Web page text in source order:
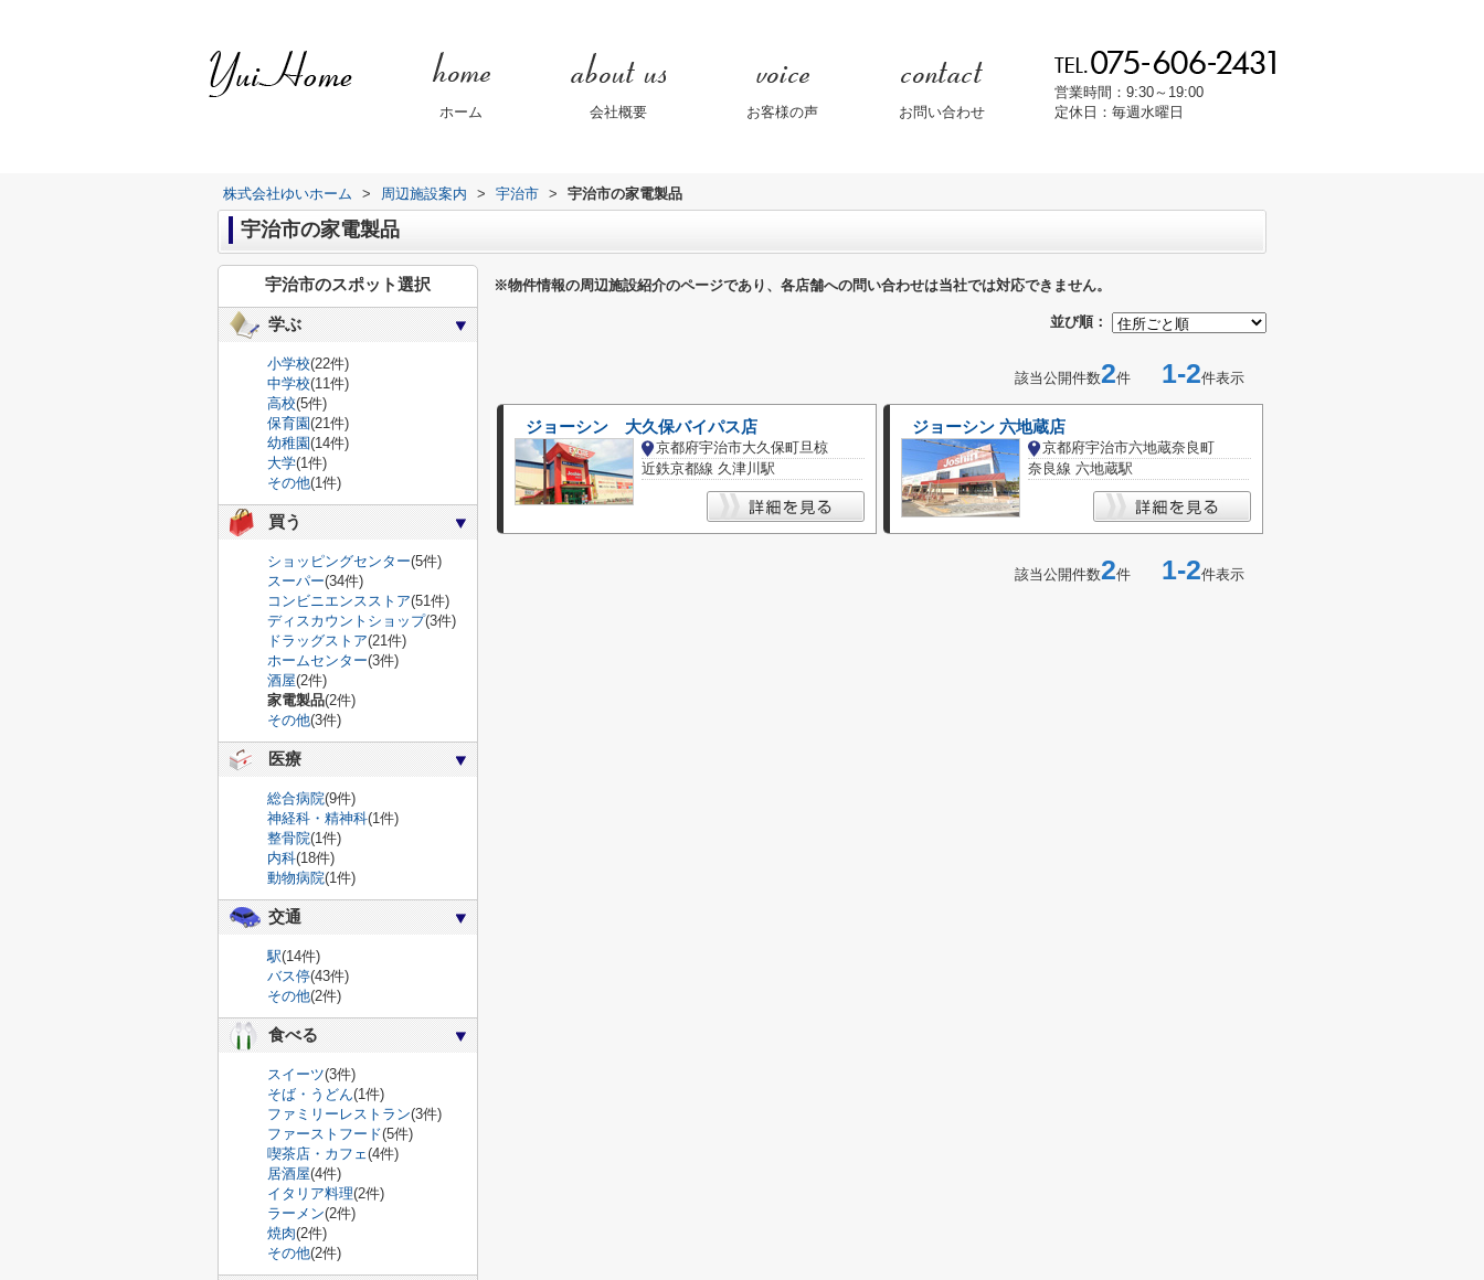
ホーム 会社概要 お客様の声 お問い合わせ
営業時間：9:30～19:00
定休日：毎週水曜日
株式会社ゆいホーム > 周辺施設案内 > 宇治市 > 宇治市の家電製品
宇治市の家電製品
※物件情報の周辺施設紹介のページであり、各店舗への問い合わせは当社では対応できません。
並び順：
該当公開件数2件 1-2件表示
ジョーシン 大久保バイパス店
京都府宇治市大久保町旦椋
近鉄京都線 久津川駅
ジョーシン 六地蔵店
京都府宇治市六地蔵奈良町
奈良線 六地蔵駅
該当公開件数2件 1-2件表示
宇治市のスポット選択
学ぶ
小学校(22件)
中学校(11件)
高校(5件)
保育園(21件)
幼稚園(14件)
大学(1件)
その他(1件)
買う
ショッピングセンター(5件)
スーパー(34件)
コンビニエンスストア(51件)
ディスカウントショップ(3件)
ドラッグストア(21件)
ホームセンター(3件)
酒屋(2件)
家電製品(2件)
その他(3件)
医療
総合病院(9件)
神経科・精神科(1件)
整骨院(1件)
内科(18件)
動物病院(1件)
交通
駅(14件)
バス停(43件)
その他(2件)
食べる
スイーツ(3件)
そば・うどん(1件)
ファミリーレストラン(3件)
ファーストフード(5件)
喫茶店・カフェ(4件)
居酒屋(4件)
イタリア料理(2件)
ラーメン(2件)
焼肉(2件)
その他(2件)